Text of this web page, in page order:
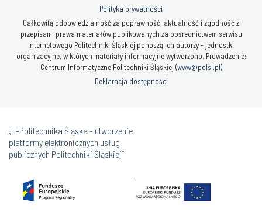
Polityka prywatności
Całkowitą odpowiedzialność za poprawność, aktualność i zgodność z
przepisami prawa materiałów publikowanych za pośrednictwem serwisu
internetowego Politechniki Śląskiej ponoszą ich autorzy - jednostki
organizacyjne, w których materiały informacyjne wytworzono. Prowadzenie:
Centrum Informatyczne Politechniki Śląskiej (www@polsl.pl)
Deklaracja dostępności
„E-Politechnika Śląska - utworzenie
platformy elektronicznych usług
publicznych Politechniki Śląskiej”